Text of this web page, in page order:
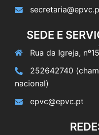
SEDE E
Rua da Igreja,
252642740
nacional)
epvc@epvc.pt